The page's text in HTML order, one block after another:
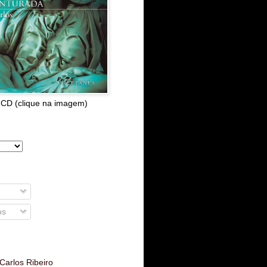
(clique na imagem)
Ribeiro